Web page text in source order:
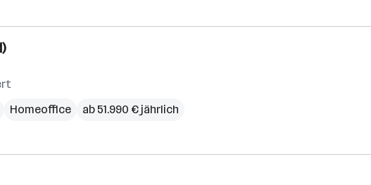
Homeoffice ab 51.990 € jährlich